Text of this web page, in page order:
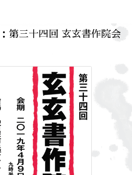
第三十四回 玄玄書作院会